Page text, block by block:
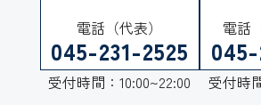
電話（代表）
045-231-2525
受付時間：10:00~22:00
電話
受付時